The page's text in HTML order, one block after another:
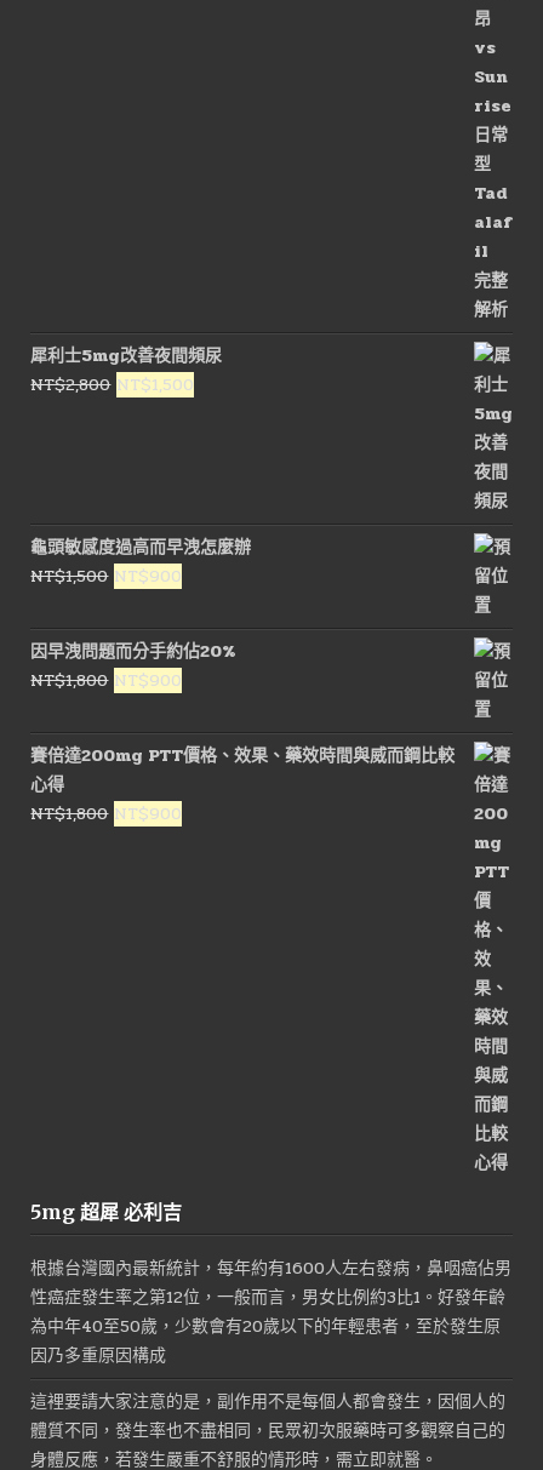
犀利士5mg改善夜間頻尿
NT$2,800 原
NT$1,500
龜頭敏感度過高而早洩怎麼辦
NT$1,500 原
價
格：
NT$1,500。
NT$900
價
格：
NT$900。
因早洩問題而分手約佔20%
NT$1,800 原
價
格：
NT$1,800。
NT$900
價
格：
NT$900。
賽倍達200mg PTT價格、效果、藥效時間與威而鋼比較
心得
NT$1,800 原
NT$900
5mg 超犀 必利吉
根據台灣國內最新統計，每年約有1600人左右發病，鼻咽癌佔男
性癌症發生率之第12位，一般而言，男女比例約3比1。好發年齡
為中年40至50歲，少數會有20歲以下的年輕患者，至於發生原
因乃多重原因構成
這裡要請大家注意的是，副作用不是每個人都會發生，因個人的
體質不同，發生率也不盡相同，民眾初次服藥時可多觀察自己的
身體反應，若發生嚴重不舒服的情形時，需立即就醫。